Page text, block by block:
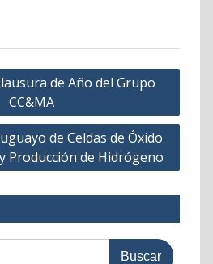
de Año del Grupo
CC&MA
de Celdas de Óxido
Producción de Hidrógeno